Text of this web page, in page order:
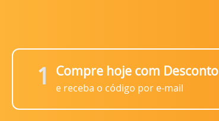
1 Compre hoje com Desconto
e receba o código por e-mail